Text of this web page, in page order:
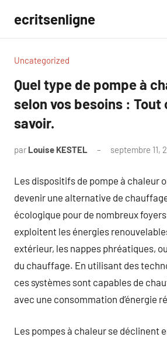
contenu
ecritsenligne
Uncategorized
Quel type de pompe à
selon vos besoins : Tout
savoir.
par Louise KESTEL septembre 11,
Les dispositifs de pompe à chaleur
devenir une alternative de
écologique pour de nombreux
exploitent les énergies
extérieur, les nappes phréatiques,
du chauffage. En utilisant des
ces systèmes sont capables de
avec une consommation d’énergie
Les pompes à chaleur se déclinent